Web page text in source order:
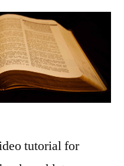
tutorial for